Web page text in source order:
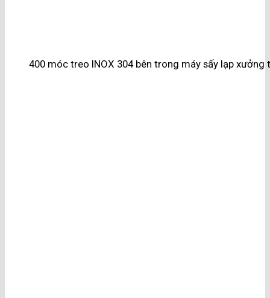
400 móc treo INOX 304 bên trong máy sấy lạp xưởng